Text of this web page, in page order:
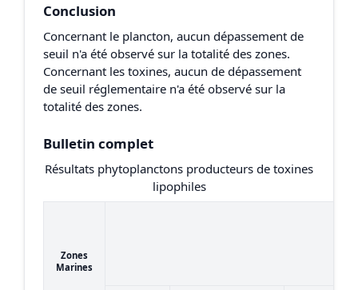
Conclusion
Concernant le plancton, aucun dépassement de
seuil n'a été observé sur la totalité des zones.
Concernant les toxines, aucun de dépassement
de seuil réglementaire n'a été observé sur la
totalité des zones.
Bulletin complet
Résultats phytoplanctons producteurs de toxines
lipophiles
Zones
Marines